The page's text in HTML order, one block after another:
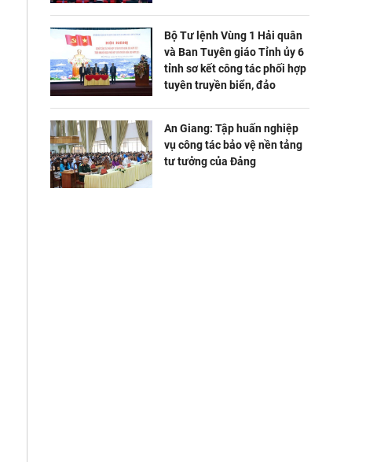
Bộ Tư lệnh Vùng 1 Hải quân
và Ban Tuyên giáo Tỉnh ủy 6
tỉnh sơ kết công tác phối hợp
tuyên truyền biển, đảo
An Giang: Tập huấn nghiệp
vụ công tác bảo vệ nền tảng
tư tưởng của Đảng